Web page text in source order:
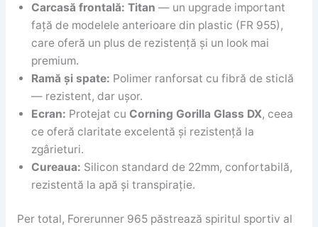
Carcasă frontală: Titan — un upgrade important
față de modelele anterioare din plastic (FR 955),
care oferă un plus de rezistență și un look mai
premium.
Ramă și spate: Polimer ranforsat cu fibră de sticlă
— rezistent, dar ușor.
Ecran: Protejat cu Corning Gorilla Glass DX, ceea
ce oferă claritate excelentă și rezistență la
zgârieturi.
Cureaua: Silicon standard de 22mm, confortabilă,
rezistentă la apă și transpirație.
Per total, Forerunner 965 păstrează spiritul sportiv al